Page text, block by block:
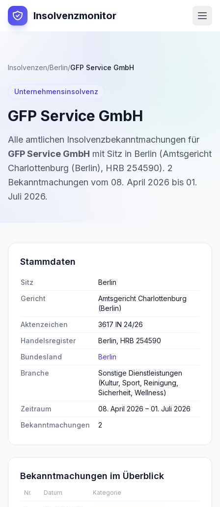
Insolvenzmonitor
Insolvenzen/Berlin/GFP Service GmbH
Unternehmensinsolvenz
GFP Service GmbH
Alle amtlichen Insolvenzbekanntmachungen für
GFP Service GmbH mit Sitz in Berlin (Amtsgericht
Charlottenburg (Berlin), HRB 254590). 2
Bekanntmachungen vom 08. April 2026 bis 01.
Juli 2026.
Stammdaten
Sitz
Berlin
Gericht
Amtsgericht Charlottenburg
(Berlin)
Aktenzeichen
3617 IN 24/26
Handelsregister
Berlin, HRB 254590
Bundesland
Berlin
Branche
Sonstige Dienstleistungen
(Kultur, Sport, Reinigung,
Sicherheit, Wellness)
Zeitraum
08. April 2026 – 01. Juli 2026
Bekanntmachungen
2
Bekanntmachungen im Überblick
Nr. Datum Kategorie